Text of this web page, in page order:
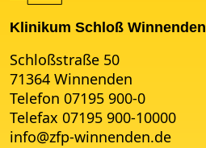
Klinikum Schloß Winnenden
Schloßstraße 50
71364 Winnenden
Telefon 07195 900-0
Telefax 07195 900-10000
info@zfp-winnenden.de